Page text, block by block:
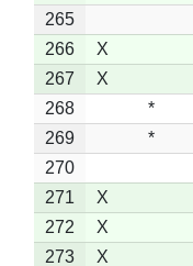
265
266
X
267
X
268
*
269
*
270
271
X
272
X
273
X